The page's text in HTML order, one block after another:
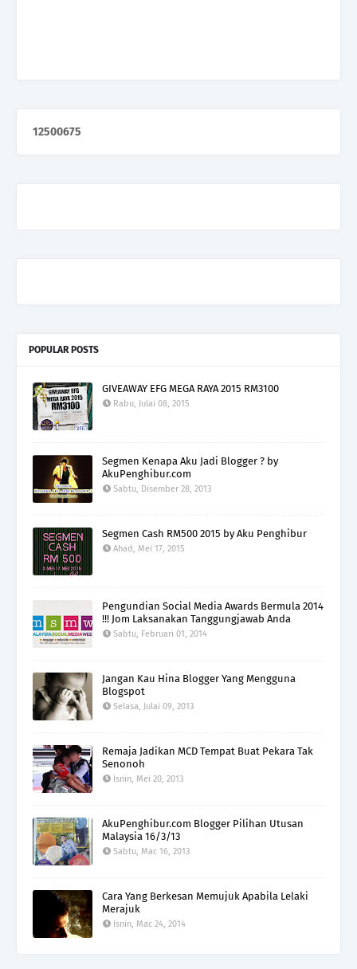
12500675
POPULAR POSTS
GIVEAWAY EFG MEGA RAYA 2015 RM3100
Rabu, Julai 08, 2015
Segmen Kenapa Aku Jadi Blogger ? by
AkuPenghibur.com
Sabtu, Disember 28, 2013
Segmen Cash RM500 2015 by Aku Penghibur
Ahad, Mei 17, 2015
Pengundian Social Media Awards Bermula 2014
!!! Jom Laksanakan Tanggungjawab Anda
Sabtu, Februari 01, 2014
Jangan Kau Hina Blogger Yang Mengguna
Blogspot
Selasa, Julai 09, 2013
Remaja Jadikan MCD Tempat Buat Pekara Tak
Senonoh
Isnin, Mei 20, 2013
AkuPenghibur.com Blogger Pilihan Utusan
Malaysia 16/3/13
Sabtu, Mac 16, 2013
Cara Yang Berkesan Memujuk Apabila Lelaki
Merajuk
Isnin, Mac 24, 2014